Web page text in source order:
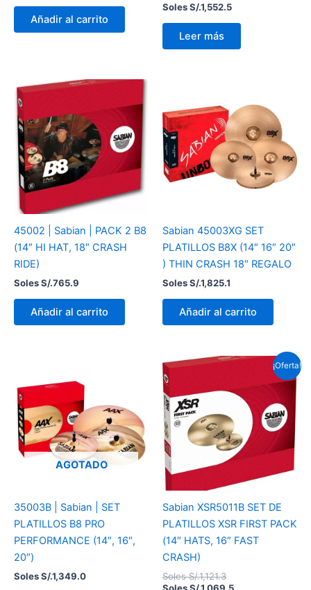
Añadir al carrito
Soles S/.1,552.5
Leer más
45002 | Sabian | PACK 2 B8
(14″ HI HAT, 18″ CRASH
RIDE)
Soles S/.765.9
Añadir al carrito
Sabian 45003XG SET
PLATILLOS B8X (14″ 16″ 20″
) THIN CRASH 18″ REGALO
Soles S/.1,825.1
Añadir al carrito
AGOTADO
35003B | Sabian | SET
PLATILLOS B8 PRO
PERFORMANCE (14″, 16″,
20″)
Soles S/.1,349.0
¡Oferta!
Sabian XSR5011B SET DE
PLATILLOS XSR FIRST PACK
(14″ HATS, 16″ FAST
CRASH)
Soles S/.1,121.3
El
original
era:
Soles
S/.1,121.3.
El
actual
es:
Soles
S/.1,069.5.